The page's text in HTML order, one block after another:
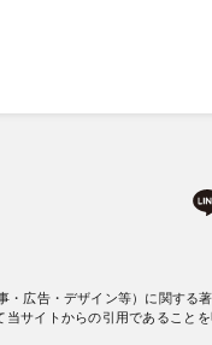
・広告・デザイン等）に関す
当サイトからの引用であること